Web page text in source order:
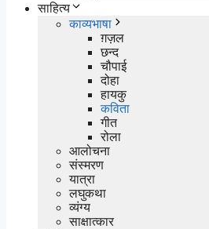
साहित्य
काव्यभाषा
ग़ज़ल
छन्द
चौपाई
दोहा
हायकु
कविता
गीत
रोला
आलोचना
संस्मरण
यात्रा
लघुकथा
व्यंग्य
साक्षात्कार